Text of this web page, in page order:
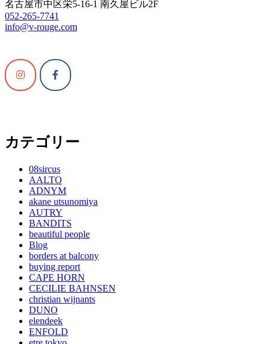
名古屋市中区栄5-16-1 南久屋ビル2F
052-265-7741
info@v-rouge.com
カテゴリー
08sircus
AALTO
ADNYM
akane utsunomiya
AUTRY
BANDITS
beautiful people
Blog
borders at balcony
buying report
CAPE HORN
CECILIE BAHNSEN
christian wijnants
DUNO
elendeek
ENFOLD